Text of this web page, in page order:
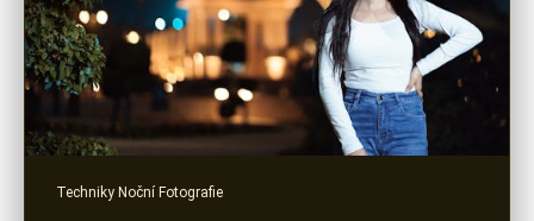
Techniky Noční Fotografie